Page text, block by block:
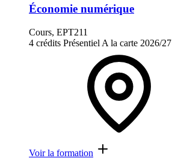
Économie numérique
Cours, EPT211
4 crédits Présentiel A la carte 2026/27
Voir la formation